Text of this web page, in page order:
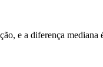
e a diferença mediana